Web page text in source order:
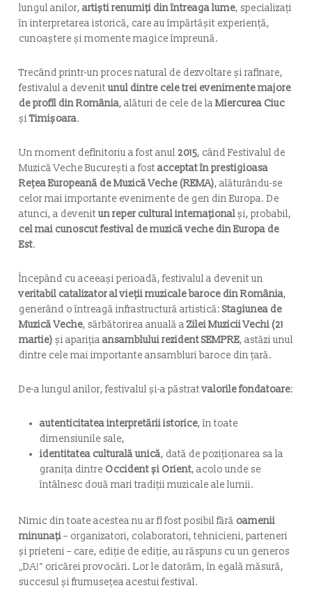
lungul anilor, artiști renumiți din întreaga lume, specializați
în interpretarea istorică, care au împărtășit experiență,
cunoaștere și momente magice împreună.
Trecând printr-un proces natural de dezvoltare și rafinare,
festivalul a devenitunul dintre cele trei evenimente majore
de profil din România, alături de cele de la Miercurea Ciuc
șiTimișoara.
Un moment definitoriu a fost anul 2015, când Festivalul de
Muzică Veche București a fost acceptat în prestigioasa
Rețea Europeană de Muzică Veche (REMA), alăturându-se
celor mai importante evenimente de gen din Europa. De
atunci, a devenitun reper cultural internaționalși, probabil,
cel mai cunoscut festival de muzică veche din Europa de
Est.
Începând cu aceeași perioadă, festivalul a devenit un
veritabil catalizator al vieții muzicale baroce din România,
generând o întreagă infrastructură artistică:Stagiunea de
Muzică Veche, sărbătorirea anuală aZilei Muzicii Vechi (21
martie) și apariția ansamblului rezident SEMPRE, astăzi unul
dintre cele mai importante ansambluri baroce din țară.
De-a lungul anilor, festivalul și-a păstratvalorile fondatoare:
autenticitatea interpretării istorice, în toate
dimensiunile sale,
identitatea culturală unică, dată de poziționarea sa la
granița dintre Occident și Orient, acolo unde se
întâlnesc două mari tradiții muzicale ale lumii.
Nimic din toate acestea nu ar fi fost posibil fără oamenii
minunați– organizatori, colaboratori, tehnicieni, parteneri
și prieteni – care, ediție de ediție, au răspuns cu un generos
„DA!” oricărei provocări. Lor le datorăm, în egală măsură,
succesul și frumusețea acestui festival.